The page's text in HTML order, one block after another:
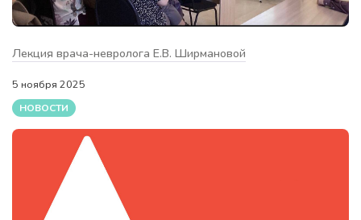
Лекция врача-невролога Е.В. Ширмановой
5 ноября 2025
НОВОСТИ